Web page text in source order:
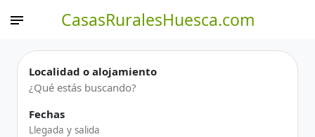
CasasRuralesHuesca.com
Localidad o alojamiento
Fechas